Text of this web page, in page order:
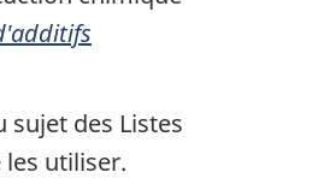
des Listes
utiliser.